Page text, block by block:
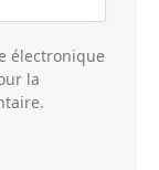
électronique
la